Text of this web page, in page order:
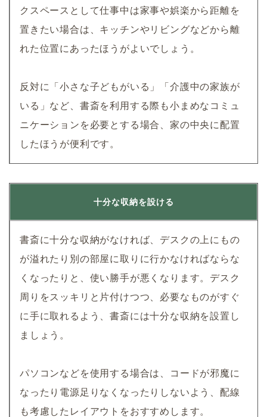
クスペースとして仕事中は家事や娯楽から距離を
置きたい場合は、キッチンやリビングなどから離
れた位置にあったほうがよいでしょう。
反対に「小さな子どもがいる」「介護中の家族が
いる」など、書斎を利用する際も小まめなコミュ
ニケーションを必要とする場合、家の中央に配置
したほうが便利です。
十分な収納を設ける
書斎に十分な収納がなければ、デスクの上にもの
が溢れたり別の部屋に取りに行かなければならな
くなったりと、使い勝手が悪くなります。デスク
周りをスッキリと片付けつつ、必要なものがすぐ
に手に取れるよう、書斎には十分な収納を設置し
ましょう。
パソコンなどを使用する場合は、コードが邪魔に
なったり電源足りなくなったりしないよう、配線
も考慮したレイアウトをおすすめします。